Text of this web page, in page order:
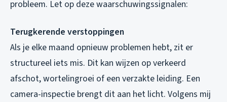
probleem. Let op deze waarschuwingssignalen:
Terugkerende verstoppingen
Als je elke maand opnieuw problemen hebt, zit er
structureel iets mis. Dit kan wijzen op verkeerd
afschot, wortelingroei of een verzakte leiding. Een
camera-inspectie brengt dit aan het licht. Volgens mij